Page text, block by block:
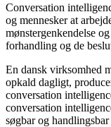
Conversation
og mennesker at
mønstergenkendelse
forhandling og de
En dansk virksomhed
opkald dagligt,
conversation
conversation
søgbar og handlingsbar